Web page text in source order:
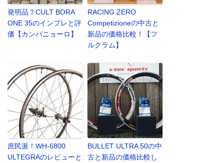
発明品？CULT BORA
ONE 35のインプレと評
価【カンパニョーロ】
RACING ZERO
Competizioneの中古と
新品の価格比較！【フ
ルクラム】
庶民派！WH-6800
ULTEGRAのレビューと
BULLET ULTRA 50の中
古と新品の価格比較し